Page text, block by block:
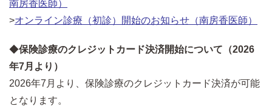
南房香医師）
>オンライン診療（初診）開始のお知らせ（南房香医師）
◆保険診療のクレジットカード決済開始について（2026
年7月より）
2026年7月より、保険診療のクレジットカード決済が可能
となります。